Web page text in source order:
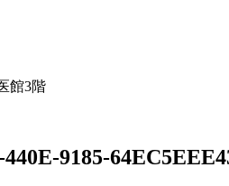
館3階
9185-